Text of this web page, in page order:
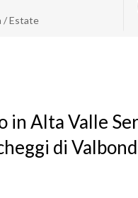
/ Estate
in Alta Valle
di